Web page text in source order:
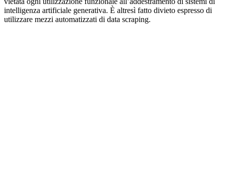
intelligenza artificiale generativa. È altresì fatto divieto espresso di
utilizzare mezzi automatizzati di data scraping.